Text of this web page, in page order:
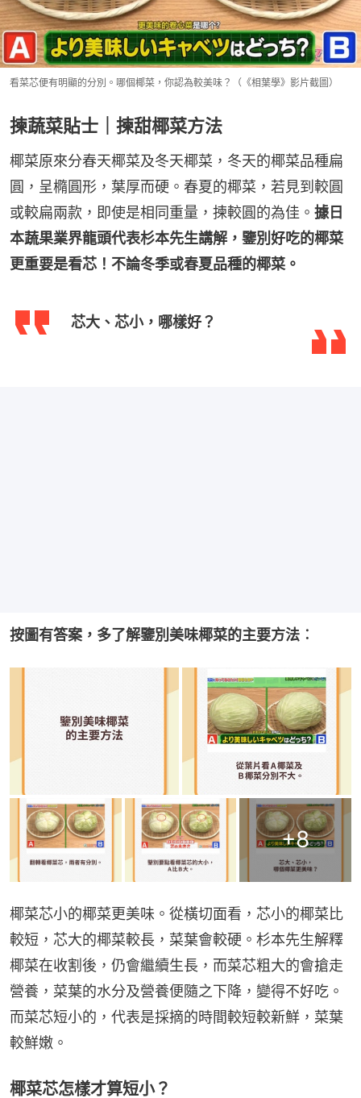
看菜芯便有明顯的分別。哪個椰菜，你認為較美味？（《相葉學》影片截圖）
揀蔬菜貼士｜揀甜椰菜方法
椰菜原來分春天椰菜及冬天椰菜，冬天的椰菜品種扁
圓，呈橢圓形，葉厚而硬。春夏的椰菜，若見到較圓
或較扁兩款，即使是相同重量，揀較圓的為佳。 據日
本蔬果業界龍頭代表杉本先生講解，鑒別好吃的椰菜
更重要是看芯！不論冬季或春夏品種的椰菜。
芯大、芯小，哪樣好？
按圖有答案，多了解鑒別美味椰菜的主要方法︰
+8
椰菜芯小的椰菜更美味。從橫切面看，芯小的椰菜比
較短，芯大的椰菜較長，菜葉會較硬。杉本先生解釋
椰菜在收割後，仍會繼續生長，而菜芯粗大的會搶走
營養，菜葉的水分及營養便隨之下降，變得不好吃。
而菜芯短小的，代表是採摘的時間較短較新鮮，菜葉
較鮮嫩。
椰菜芯怎樣才算短小？